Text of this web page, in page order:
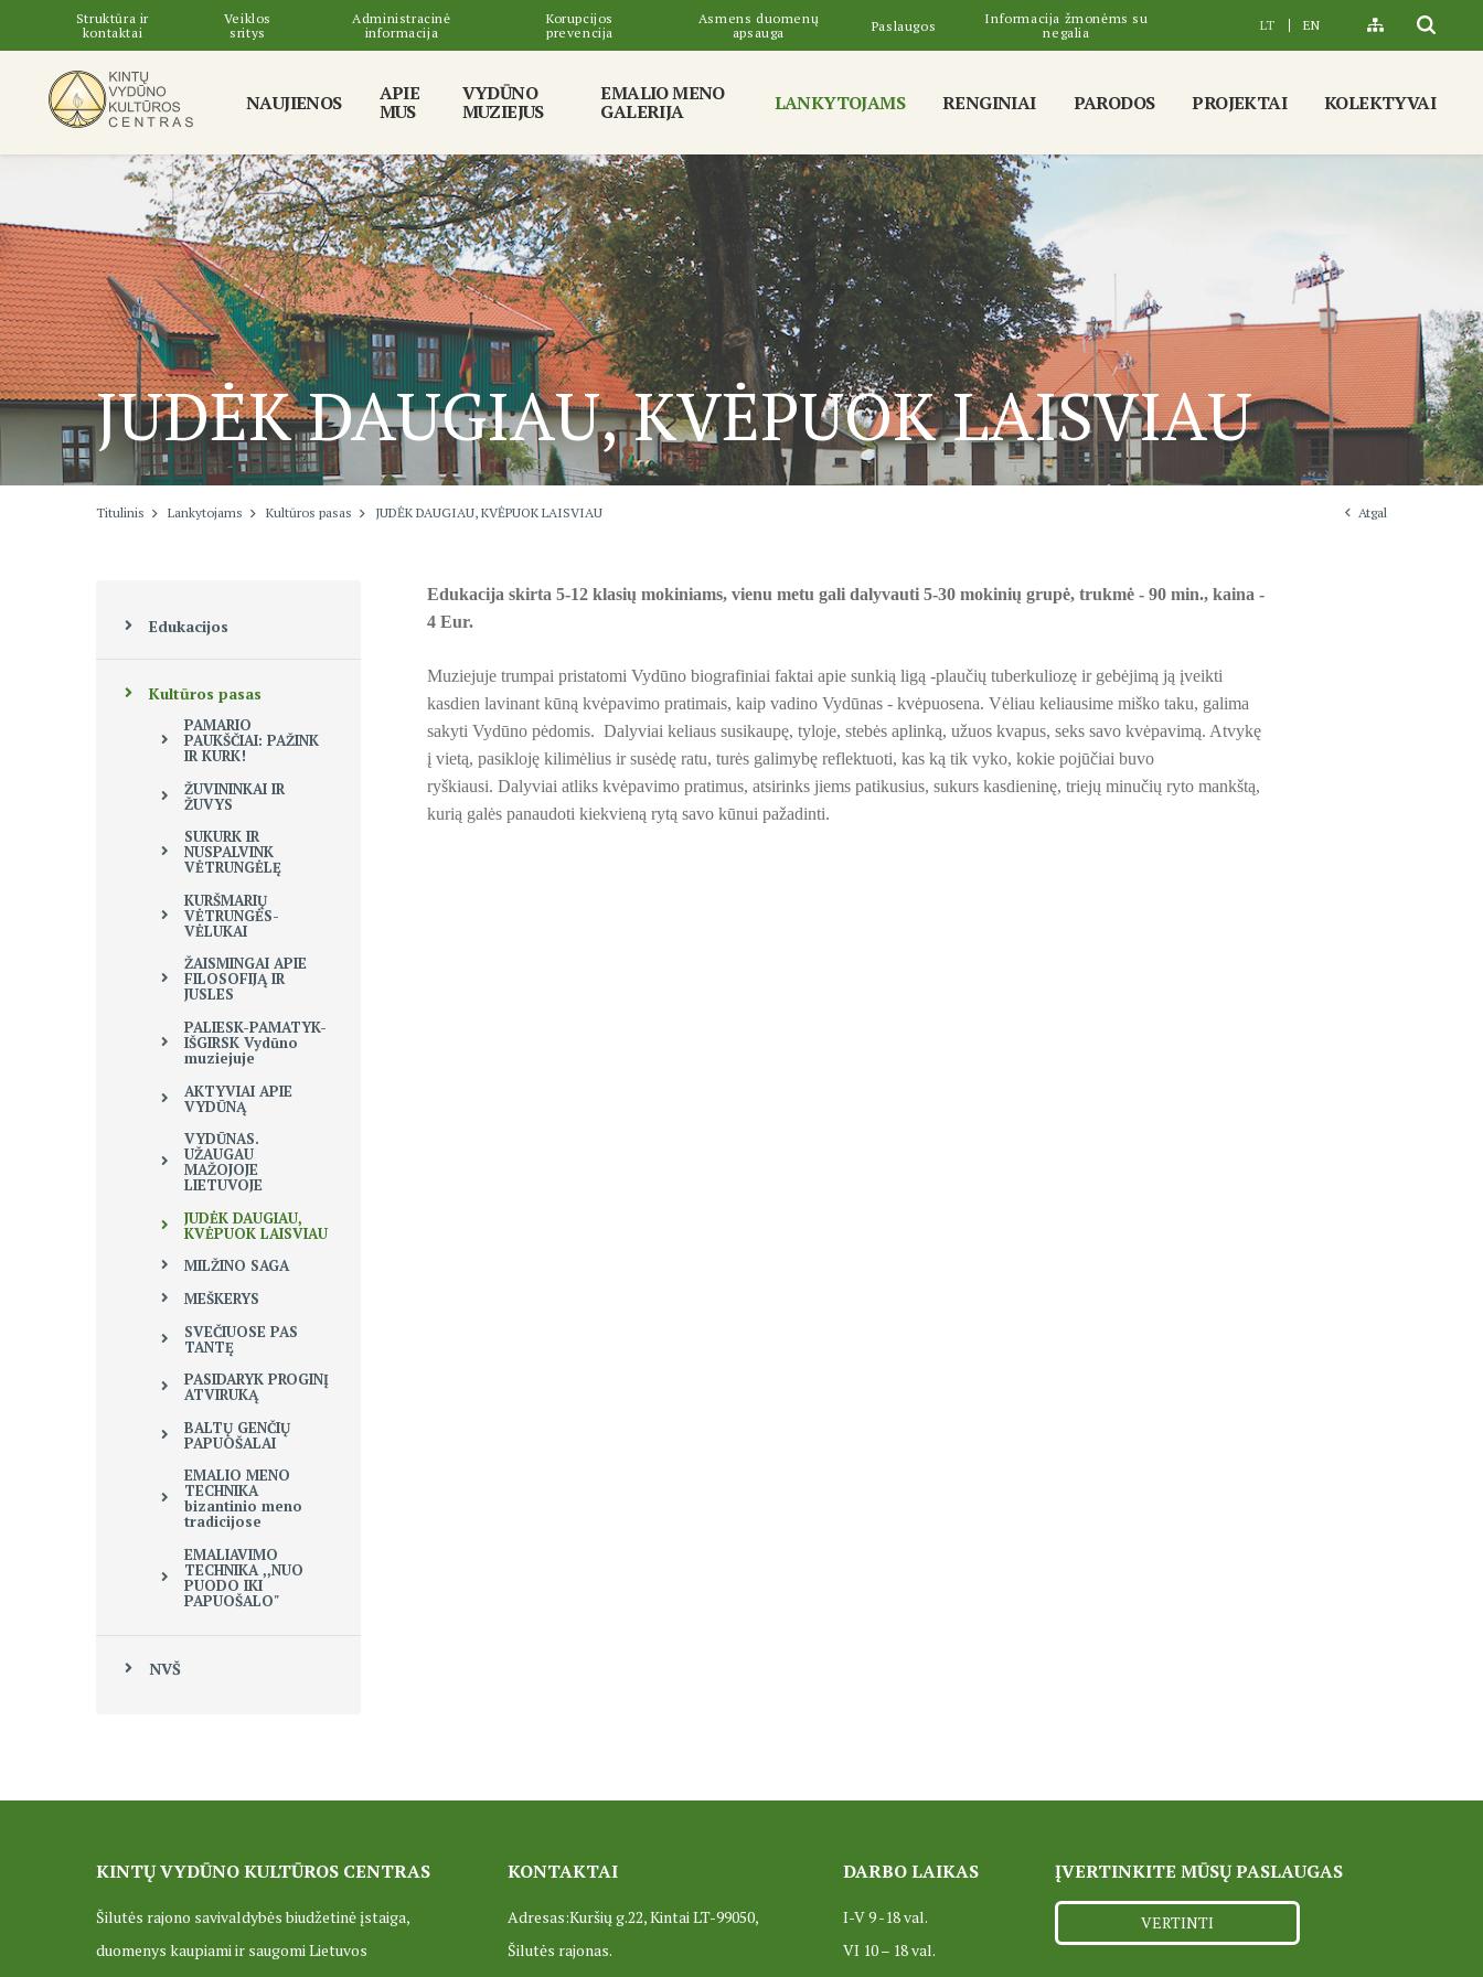
Struktūra ir
kontaktai
Veiklos
sritys
Administracinė
informacija
Korupcijos
prevencija
Asmens duomenų
apsauga
Paslaugos
Informacija žmonėms su
negalia
LT EN
NAUJIENOS APIE
MUS
VYDŪNO
MUZIEJUS
EMALIO MENO
GALERIJA LANKYTOJAMS RENGINIAI PARODOS PROJEKTAI KOLEKTYVAI
JUDĖK DAUGIAU, KVĖPUOK LAISVIAU
Titulinis Lankytojams Kultūros pasas JUDĖK DAUGIAU, KVĖPUOK LAISVIAU Atgal
Edukacijos
Kultūros pasas
PAMARIO
PAUKŠČIAI: PAŽINK
IR KURK!
ŽUVININKAI IR
ŽUVYS
SUKURK IR
NUSPALVINK
VĖTRUNGĖLĘ
KURŠMARIŲ
VĖTRUNGĖS-
VĖLUKAI
ŽAISMINGAI APIE
FILOSOFIJĄ IR
JUSLES
PALIESK-PAMATYK-
IŠGIRSK Vydūno
muziejuje
AKTYVIAI APIE
VYDŪNĄ
VYDŪNAS.
UŽAUGAU
MAŽOJOJE
LIETUVOJE
JUDĖK DAUGIAU,
KVĖPUOK LAISVIAU
MILŽINO SAGA
MEŠKERYS
SVEČIUOSE PAS
TANTĘ
PASIDARYK PROGINĮ
ATVIRUKĄ
BALTŲ GENČIŲ
PAPUOŠALAI
EMALIO MENO
TECHNIKA
bizantinio meno
tradicijose
EMALIAVIMO
TECHNIKA ,,NUO
PUODO IKI
PAPUOŠALO"
NVŠ
Edukacija skirta 5-12 klasių mokiniams, vienu metu gali dalyvauti 5-30 mokinių grupė, trukmė - 90 min., kaina -
4 Eur.
Muziejuje trumpai pristatomi Vydūno biografiniai faktai apie sunkią ligą -plaučių tuberkuliozę ir gebėjimą ją įveikti
kasdien lavinant kūną kvėpavimo pratimais, kaip vadino Vydūnas - kvėpuosena. Vėliau keliausime miško taku, galima
sakyti Vydūno pėdomis. Dalyviai keliaus susikaupę, tyloje, stebės aplinką, užuos kvapus, seks savo kvėpavimą. Atvykę
į vietą, pasikloję kilimėlius ir susėdę ratu, turės galimybę reflektuoti, kas ką tik vyko, kokie pojūčiai buvo
ryškiausi. Dalyviai atliks kvėpavimo pratimus, atsirinks jiems patikusius, sukurs kasdieninę, triejų minučių ryto mankštą,
kurią galės panaudoti kiekvieną rytą savo kūnui pažadinti.
KINTŲ VYDŪNO KULTŪROS CENTRAS
Šilutės rajono savivaldybės biudžetinė įstaiga,
duomenys kaupiami ir saugomi Lietuvos
KONTAKTAI
Adresas:Kuršių g.22, Kintai LT-99050,
Šilutės rajonas.
DARBO LAIKAS
I-V 9 -18 val.
VI 10 – 18 val.
ĮVERTINKITE MŪSŲ PASLAUGAS
VERTINTI